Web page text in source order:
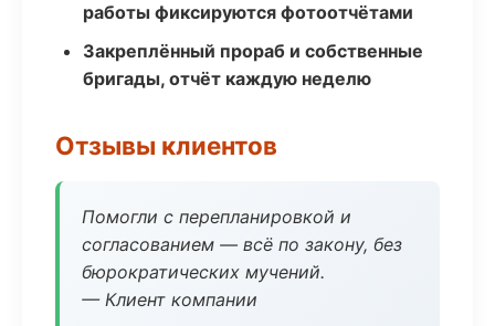
работы фиксируются фотоотчётами
Закреплённый прораб и собственные
бригады, отчёт каждую неделю
Отзывы клиентов
Помогли с перепланировкой и
согласованием — всё по закону, без
бюрократических мучений.
— Клиент компании